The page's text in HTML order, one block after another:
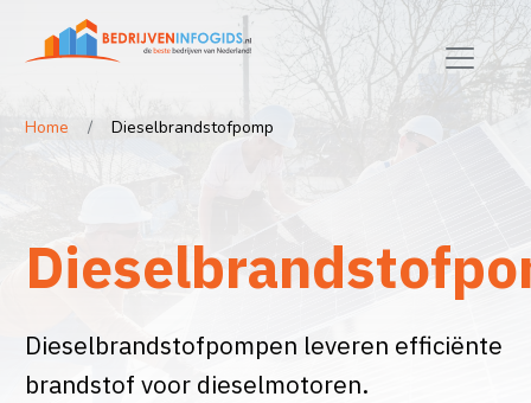
Home Dieselbrandstofpomp
Dieselbrandstofpompen leveren efficiënte
brandstof voor dieselmotoren.